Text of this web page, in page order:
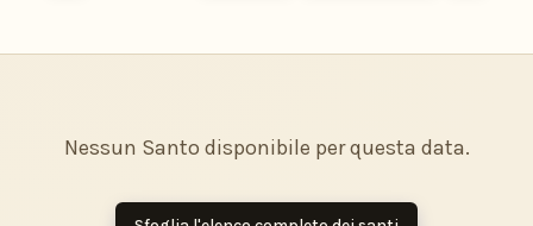
Nessun Santo disponibile per questa data.